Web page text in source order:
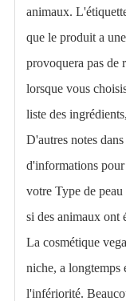
animaux.
que le produit a
provoquera pas de
lorsque vous
liste des
D'autres notes
d'informations
votre Type de peau
si des animaux ont
La cosmétique
niche, a longtemps
l'infériorité.